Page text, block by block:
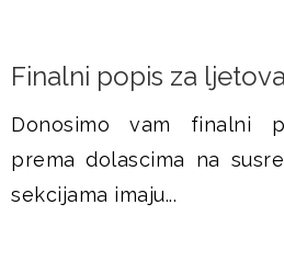
Finalni popis za
Donosimo vam finalni
prema dolascima na
sekcijama imaju...